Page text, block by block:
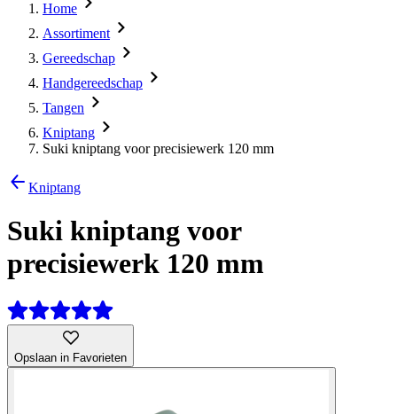
Home
Assortiment
Gereedschap
Handgereedschap
Tangen
Kniptang
Suki kniptang voor precisiewerk 120 mm
Kniptang
Suki kniptang voor
precisiewerk 120 mm
Opslaan in Favorieten